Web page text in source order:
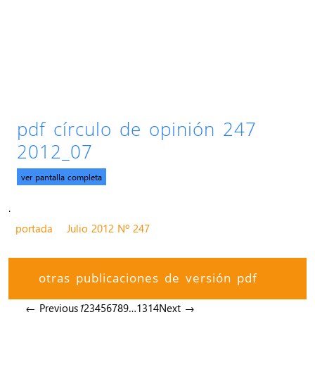
pdf círculo de opinión 247
2012_07
ver pantalla completa
.
portada
Julio 2012 Nº 247
otras publicaciones de versión pdf
← Previous123456789…1314Next →